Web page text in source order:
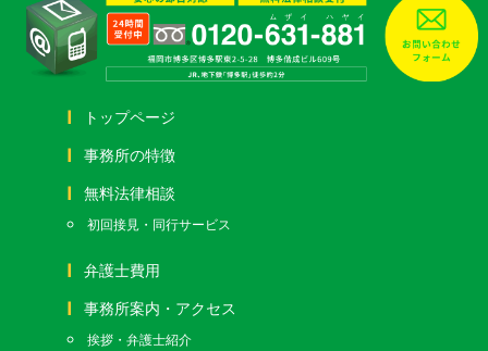
トップページ
事務所の特徴
無料法律相談
初回接見・同行サービス
弁護士費用
事務所案内・アクセス
挨拶・弁護士紹介